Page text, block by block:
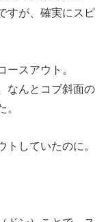
すが、確実にスピ
ースアウト。
なんとコブ斜面の
。
していたのに。